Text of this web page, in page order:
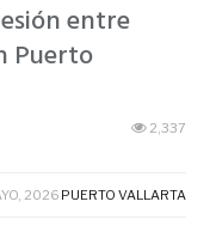
entre
Puerto
2,337
2026 PUERTO VALLARTA